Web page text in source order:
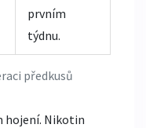
předkusů
prvním
týdnu.
hojení. Nikotin